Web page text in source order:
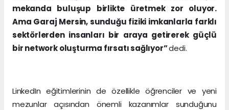
mekanda buluşup birlikte üretmek zor oluyor.
Ama Garaj Mersin, sunduğu fiziki imkanlarla farklı
sektörlerden insanları bir araya getirerek güçlü
bir network oluşturma fırsatı sağlıyor”dedi.
LinkedIn eğitimlerinin de özellikle öğrenciler ve yeni
mezunlar açısından önemli kazanımlar sunduğunu